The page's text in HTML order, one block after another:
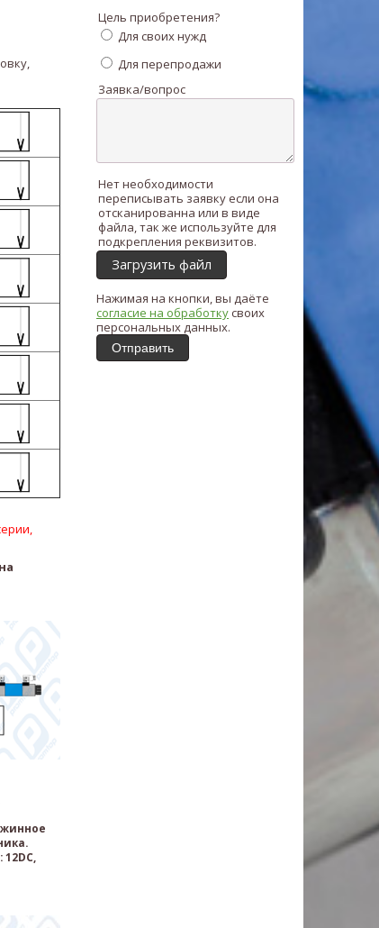
Цель приобретения?
Для своих нужд
Для перепродажи
Заявка/вопрос
Нет необходимости
переписывать заявку если она
отсканированна или в виде
файла, так же используйте для
подкрепления реквизитов.
Загрузить файл
Нажимая на кнопки, вы даёте
согласие на обработкусвоих
персональных данных.
Отправить